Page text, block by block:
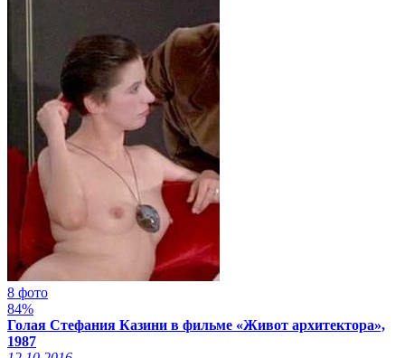
8 фото
84%
Голая Стефания Казини в фильме «Живот архитектора»,
1987